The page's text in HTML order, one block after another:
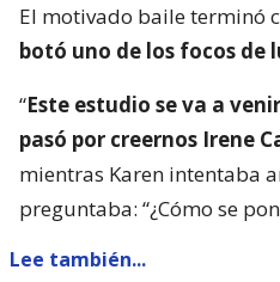
El motivado baile terminó
botó uno de los focos de
“Este estudio se va a
pasó por creernos Irene
mientras Karen intentaba
preguntaba: “¿Cómo se
Lee también...